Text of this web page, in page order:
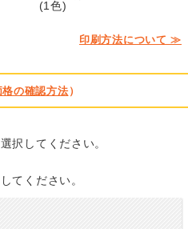
(1色)
印刷方法について ≫
格の確認方法）
択してください。
てください。